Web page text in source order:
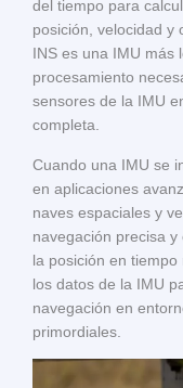
del tiempo para
posición, velocidad y
INS es una IMU más
procesamiento
sensores de la IMU
completa.
Cuando una IMU se
en aplicaciones
naves espaciales y
navegación precisa
la posición en
los datos de la IMU
navegación en
primordiales.